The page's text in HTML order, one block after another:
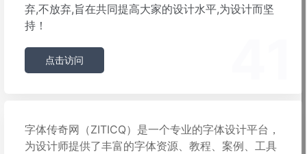
弃,不放弃,旨在共同提高大家的设计水平,为设计而坚
持！
点击访问
字体传奇网（ZITICQ）是一个专业的字体设计平台，
为设计师提供了丰富的字体资源、教程、案例、工具